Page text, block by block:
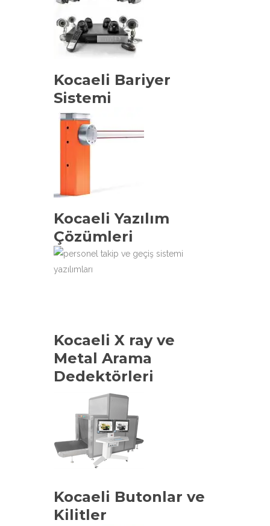
Kocaeli Bariyer
Sistemi
Kocaeli Yazılım
Çözümleri
Kocaeli X ray ve
Metal Arama
Dedektörleri
Kocaeli Butonlar ve
Kilitler